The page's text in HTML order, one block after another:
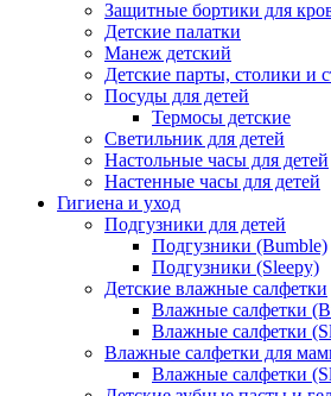
Защитные бортики для
Детские палатки
Манеж детский
Детские парты, столики и
Посуды для детей
Термосы детские
Светильник для детей
Настольные часы для детей
Настенные часы для детей
Гигиена и уход
Подгузники для детей
Подгузники (Bumble)
Подгузники (Sleepy)
Детские влажные салфетки
Влажные салфетки
Влажные салфетки
Влажные салфетки для
Влажные салфетки